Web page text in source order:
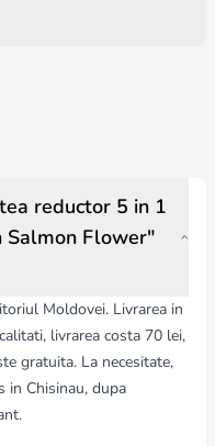
reductor 5 in 1
Salmon Flower"
Moldovei. Livrarea in
livrarea costa 70 lei,
gratuita. La necesitate,
in Chisinau, dupa